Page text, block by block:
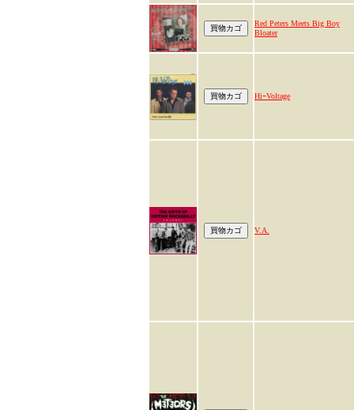
Red Peters Meets Big Boy
Bloater
HiｰVoltage
V.A.